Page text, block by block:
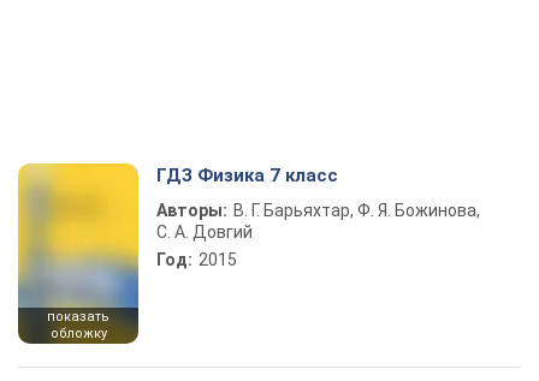
показать
обложку
ГДЗ Физика 7 класс
Авторы: В. Г. Барьяхтар, Ф. Я. Божинова,
С. А. Довгий
Год: 2015